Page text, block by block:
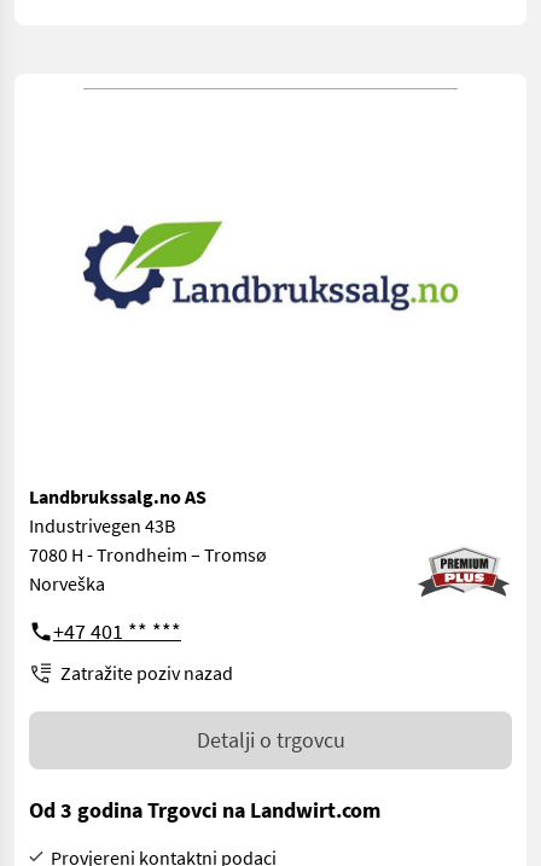
Landbrukssalg.no AS
Industrivegen 43B
7080 H - Trondheim – Tromsø
Norveška
+47 401 ** ***
Zatražite poziv nazad
Detalji o trgovcu
Od 3 godina Trgovci na Landwirt.com
Provjereni kontaktni podaci